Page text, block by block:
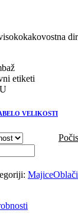
etiketi
VELIKOSTI
Majice